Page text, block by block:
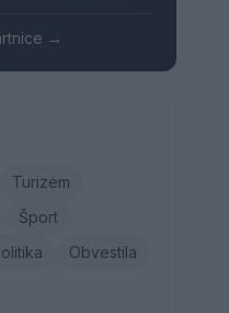
→
Turizem
Šport
Obvestila